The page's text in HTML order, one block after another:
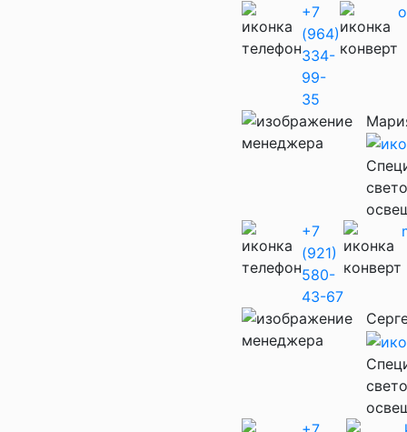
+7
(964)
334-
99-
35
+7
(921)
580-
43-67